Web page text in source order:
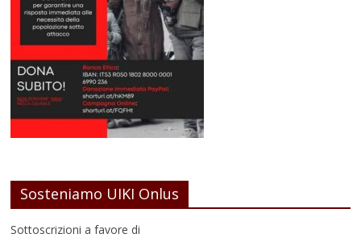
Sosteniamo UIKI Onlus
Sottoscrizioni a favore di